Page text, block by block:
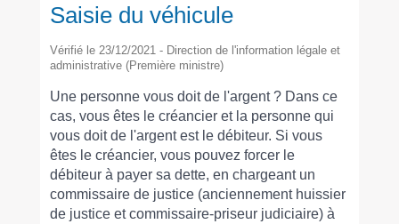
Saisie du véhicule
Vérifié le 23/12/2021 - Direction de l'information légale et
administrative (Première ministre)
Une personne vous doit de l'argent ? Dans ce
cas, vous êtes le créancier et la personne qui
vous doit de l'argent est le débiteur. Si vous
êtes le créancier, vous pouvez forcer le
débiteur à payer sa dette, en chargeant un
commissaire de justice (anciennement huissier
de justice et commissaire-priseur judiciaire) à